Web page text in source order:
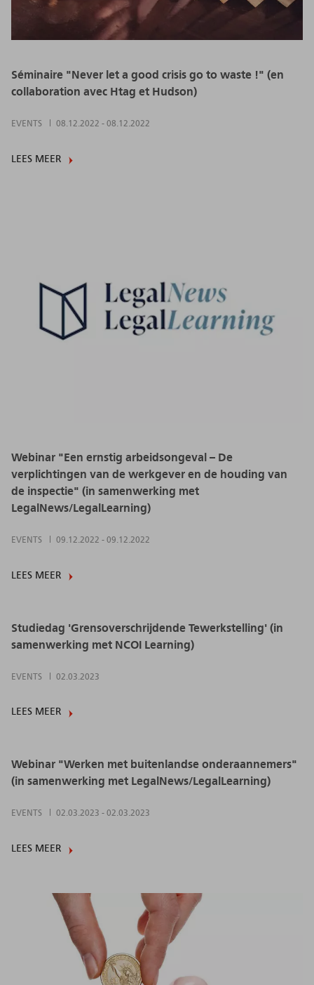
Séminaire "Never let a good crisis go to waste !" (en
collaboration avec Htag et Hudson)
EVENTS 08.12.2022 - 08.12.2022
LEES MEER
Webinar "Een ernstig arbeidsongeval – De
verplichtingen van de werkgever en de houding van
de inspectie" (in samenwerking met
LegalNews/LegalLearning)
EVENTS 09.12.2022 - 09.12.2022
LEES MEER
Studiedag 'Grensoverschrijdende Tewerkstelling' (in
samenwerking met NCOI Learning)
EVENTS 02.03.2023
LEES MEER
Webinar "Werken met buitenlandse onderaannemers"
(in samenwerking met LegalNews/LegalLearning)
EVENTS 02.03.2023 - 02.03.2023
LEES MEER